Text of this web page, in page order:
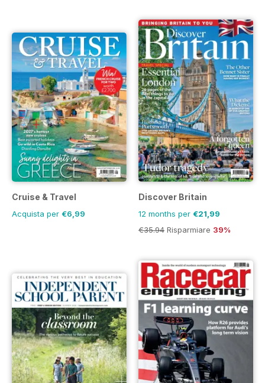
Cruise & Travel
Acquista per €6,99
Discover Britain
12 months per €21,99
€35.94 Risparmiare 39%